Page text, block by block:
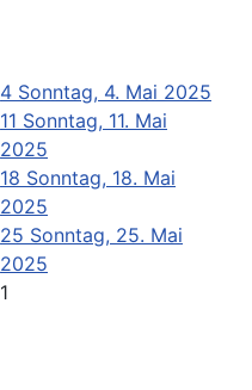
4 Sonntag, 4. Mai 2025
11 Sonntag, 11. Mai
2025
18 Sonntag, 18. Mai
2025
25 Sonntag, 25. Mai
2025
1